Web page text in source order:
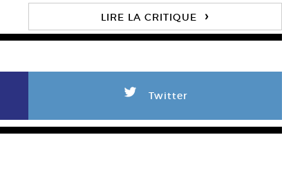
LIRE LA CRITIQUE ›
L Twitter